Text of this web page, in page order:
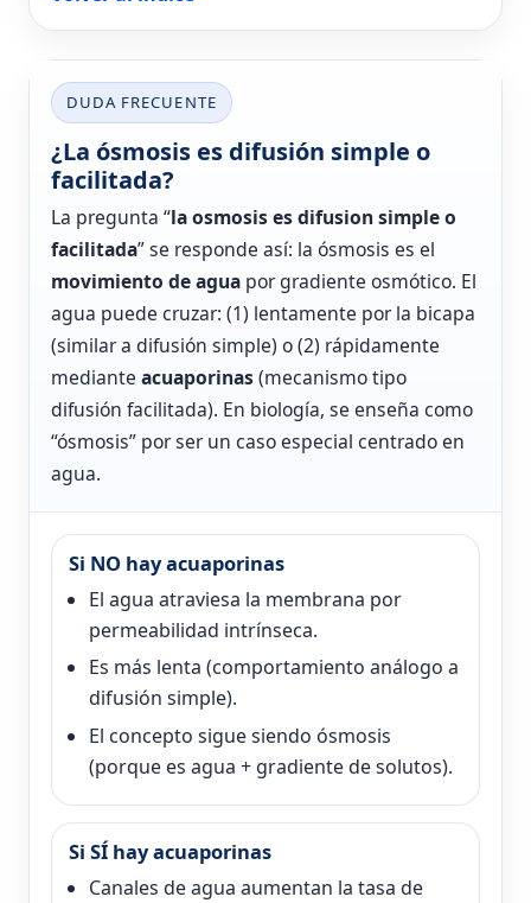
DUDA FRECUENTE
¿La ósmosis es difusión simple o
facilitada?
La pregunta “la osmosis es difusion simple o
facilitada” se responde así: la ósmosis es el
movimiento de agua por gradiente osmótico. El
agua puede cruzar: (1) lentamente por la bicapa
(similar a difusión simple) o (2) rápidamente
mediante acuaporinas(mecanismo tipo
difusión facilitada). En biología, se enseña como
“ósmosis” por ser un caso especial centrado en
agua.
Si NO hay acuaporinas
El agua atraviesa la membrana por
permeabilidad intrínseca.
Es más lenta (comportamiento análogo a
difusión simple).
El concepto sigue siendo ósmosis
(porque es agua + gradiente de solutos).
Si SÍ hay acuaporinas
Canales de agua aumentan la tasa de